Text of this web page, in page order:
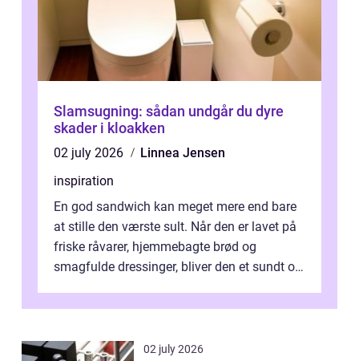
Slamsugning: sådan undgår du dyre
skader i kloakken
02 july 2026
Linnea Jensen
inspiration
En god sandwich kan meget mere end bare
at stille den værste sult. Når den er lavet på
friske råvarer, hjemmebagte brød og
smagfulde dressinger, bliver den et sundt og
02 july 2026